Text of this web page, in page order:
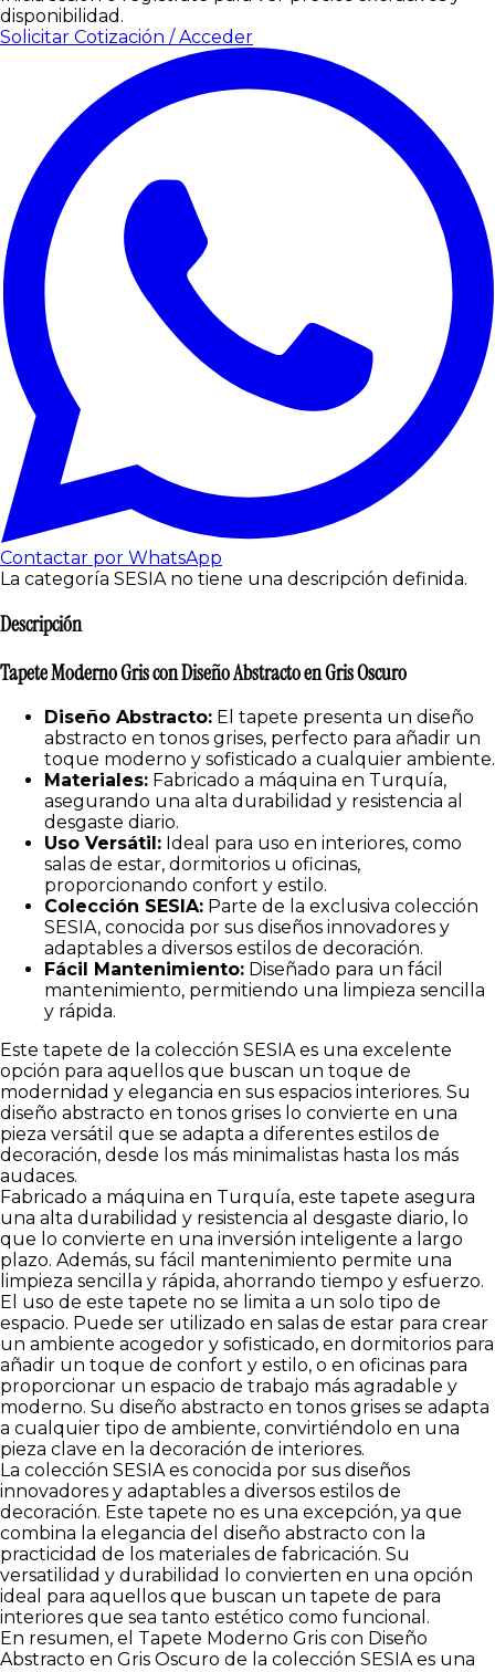
disponibilidad.
Solicitar Cotización / Acceder
Contactar por WhatsApp
La categoría SESIA no tiene una descripción definida.
Descripción
Tapete Moderno Gris con Diseño Abstracto en Gris Oscuro
Diseño Abstracto: El tapete presenta un diseño
abstracto en tonos grises, perfecto para añadir un
toque moderno y sofisticado a cualquier ambiente.
Materiales: Fabricado a máquina en Turquía,
asegurando una alta durabilidad y resistencia al
desgaste diario.
Uso Versátil: Ideal para uso en interiores, como
salas de estar, dormitorios u oficinas,
proporcionando confort y estilo.
Colección SESIA: Parte de la exclusiva colección
SESIA, conocida por sus diseños innovadores y
adaptables a diversos estilos de decoración.
Fácil Mantenimiento: Diseñado para un fácil
mantenimiento, permitiendo una limpieza sencilla
y rápida.
Este tapete de la colección SESIA es una excelente
opción para aquellos que buscan un toque de
modernidad y elegancia en sus espacios interiores. Su
diseño abstracto en tonos grises lo convierte en una
pieza versátil que se adapta a diferentes estilos de
decoración, desde los más minimalistas hasta los más
audaces.
Fabricado a máquina en Turquía, este tapete asegura
una alta durabilidad y resistencia al desgaste diario, lo
que lo convierte en una inversión inteligente a largo
plazo. Además, su fácil mantenimiento permite una
limpieza sencilla y rápida, ahorrando tiempo y esfuerzo.
El uso de este tapete no se limita a un solo tipo de
espacio. Puede ser utilizado en salas de estar para crear
un ambiente acogedor y sofisticado, en dormitorios para
añadir un toque de confort y estilo, o en oficinas para
proporcionar un espacio de trabajo más agradable y
moderno. Su diseño abstracto en tonos grises se adapta
a cualquier tipo de ambiente, convirtiéndolo en una
pieza clave en la decoración de interiores.
La colección SESIA es conocida por sus diseños
innovadores y adaptables a diversos estilos de
decoración. Este tapete no es una excepción, ya que
combina la elegancia del diseño abstracto con la
practicidad de los materiales de fabricación. Su
versatilidad y durabilidad lo convierten en una opción
ideal para aquellos que buscan un tapete de para
interiores que sea tanto estético como funcional.
En resumen, el Tapete Moderno Gris con Diseño
Abstracto en Gris Oscuro de la colección SESIA es una